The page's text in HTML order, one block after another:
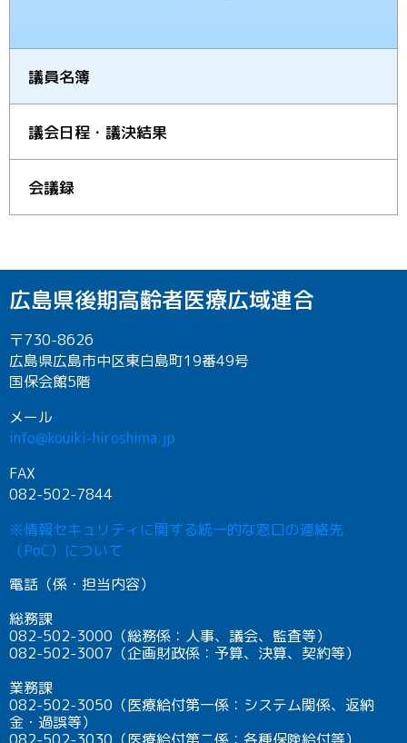
議員名簿
議会日程・議決結果
会議録
広島県後期高齢者医療広域連合
〒730-8626
広島県広島市中区東白島町19番49号
国保会館5階
メール
info@kouiki-hiroshima.jp
FAX
082-502-7844
※情報セキュリティに関する統一的な窓口の連絡先
（PoC）について
電話（係・担当内容）
総務課
082-502-3000（総務係：人事、議会、監査等）
082-502-3007（企画財政係：予算、決算、契約等）
業務課
082-502-3050（医療給付第一係：システム関係、返納
金・過誤等）